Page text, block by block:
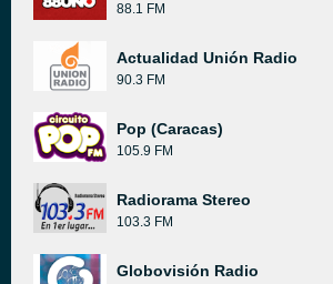
88.1 FM
Actualidad Unión Radio
90.3 FM
Pop (Caracas)
105.9 FM
Radiorama Stereo
103.3 FM
Globovisión Radio